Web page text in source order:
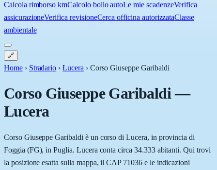
Calcola rimborso kmCalcolo bollo autoLe mie scadenzeVerifica
assicurazioneVerifica revisioneCerca officina autorizzataClasse
ambientale
🔗
Home › Stradario › Lucera › Corso Giuseppe Garibaldi
Corso Giuseppe Garibaldi—
Lucera
Corso Giuseppe Garibaldi è un corso di Lucera, in provincia di
Foggia (FG), in Puglia. Lucera conta circa 34.333 abitanti. Qui trovi
la posizione esatta sulla mappa, il CAP 71036 e le indicazioni